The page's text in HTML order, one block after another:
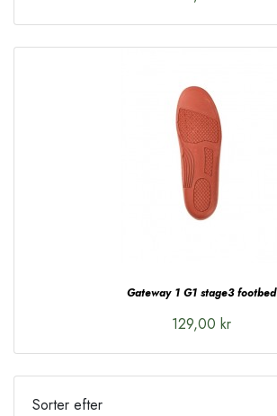
Gateway 1 G1 stage3 footbed
129,00 kr
Sorter efter